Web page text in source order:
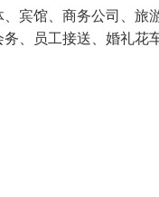
宾馆、商务公司、
、员工接送、婚礼